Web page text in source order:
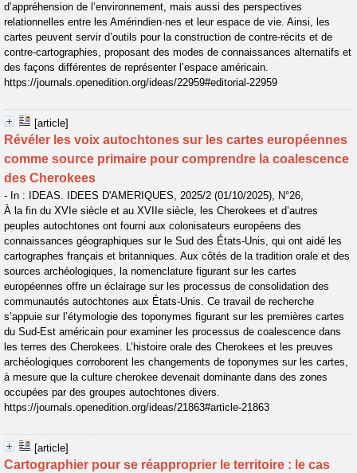
d’appréhension de l’environnement, mais aussi des perspectives
relationnelles entre les Amérindien·nes et leur espace de vie. Ainsi, les
cartes peuvent servir d’outils pour la construction de contre-récits et de
contre-cartographies, proposant des modes de connaissances alternatifs et
des façons différentes de représenter l’espace américain.
https://journals.openedition.org/ideas/22959#editorial-22959
[article]
Révéler les voix autochtones sur les cartes européennes
comme source primaire pour comprendre la coalescence
des Cherokees
- In : IDEAS. IDEES D'AMERIQUES, 2025/2 (01/10/2025), N°26,
À la fin du XVIe siècle et au XVIIe siècle, les Cherokees et d’autres
peuples autochtones ont fourni aux colonisateurs européens des
connaissances géographiques sur le Sud des États-Unis, qui ont aidé les
cartographes français et britanniques. Aux côtés de la tradition orale et des
sources archéologiques, la nomenclature figurant sur les cartes
européennes offre un éclairage sur les processus de consolidation des
communautés autochtones aux États-Unis. Ce travail de recherche
s’appuie sur l’étymologie des toponymes figurant sur les premières cartes
du Sud-Est américain pour examiner les processus de coalescence dans
les terres des Cherokees. L’histoire orale des Cherokees et les preuves
archéologiques corroborent les changements de toponymes sur les cartes,
à mesure que la culture cherokee devenait dominante dans des zones
occupées par des groupes autochtones divers.
https://journals.openedition.org/ideas/21863#article-21863
[article]
Cartographier pour se réapproprier le territoire : le cas